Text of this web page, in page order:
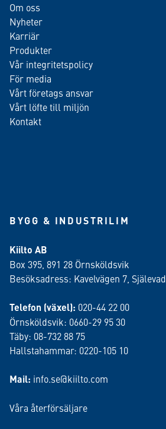
Om oss
Nyheter
Karriär
Produkter
Vår integritetspolicy
För media
Vårt företags ansvar
Vårt löfte till miljön
Kontakt
BYGG & INDUSTRILIM
Kiilto AB
Box 395, 891 28 Örnsköldsvik
Besöksadress: Kavelvägen 7, Själevad
Telefon (växel): 020-44 22 00
Örnsköldsvik: 0660-29 95 30
Täby: 08-732 88 75
Hallstahammar: 0220-105 10
Mail: info.se@kiilto.com
Våra återförsäljare